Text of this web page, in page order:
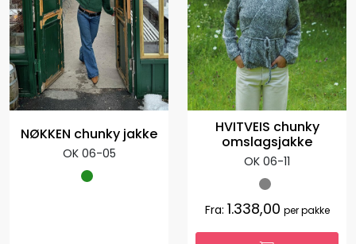
NØKKEN chunky jakke
OK 06-05
HVITVEIS chunky
omslagsjakke
OK 06-11
Fra: 1.338,00 per pakke